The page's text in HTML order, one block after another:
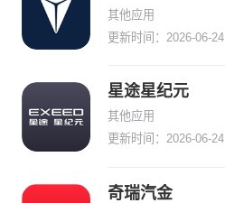
其他应用
更新时间：2026-06-24
星途星纪元
其他应用
更新时间：2026-06-24
奇瑞汽金